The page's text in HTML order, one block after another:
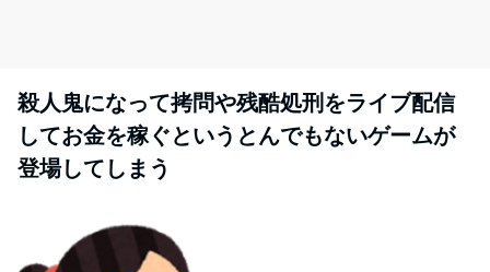
殺人鬼になって拷問や残酷処刑をライブ配信
してお金を稼ぐというとんでもないゲームが
登場してしまう